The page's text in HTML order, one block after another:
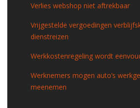
Verlies webshop niet aftrekbaar
Vrijgestelde vergoedingen
dienstreizen
Werkkostenregeling wordt
Werknemers mogen auto’s
meenemen